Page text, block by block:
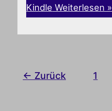
Kindle Weiterlesen »
← Zurück 1